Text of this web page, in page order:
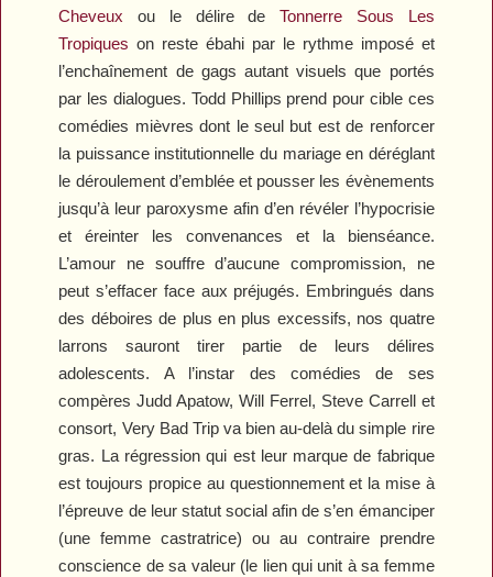
Cheveux ou le délire deTonnerre Sous Les
Tropiques on reste ébahi par le rythme imposé et
l’enchaînement de gags autant visuels que portés
par les dialogues. Todd Phillips prend pour cible ces
comédies mièvres dont le seul but est de renforcer
la puissance institutionnelle du mariage en déréglant
le déroulement d’emblée et pousser les évènements
jusqu’à leur paroxysme afin d’en révéler l’hypocrisie
et éreinter les convenances et la bienséance.
L’amour ne souffre d’aucune compromission, ne
peut s’effacer face aux préjugés. Embringués dans
des déboires de plus en plus excessifs, nos quatre
larrons sauront tirer partie de leurs délires
adolescents. A l’instar des comédies de ses
compères Judd Apatow, Will Ferrel, Steve Carrell et
consort, Very Bad Tripva bien au-delà du simple rire
gras. La régression qui est leur marque de fabrique
est toujours propice au questionnement et la mise à
l’épreuve de leur statut social afin de s’en émanciper
(une femme castratrice) ou au contraire prendre
conscience de sa valeur (le lien qui unit à sa femme